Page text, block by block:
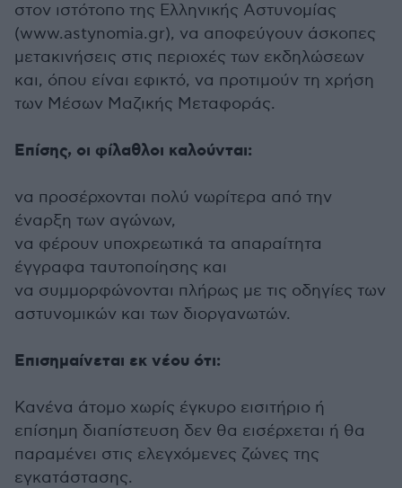
στον ιστότοπο της Ελληνικής Αστυνομίας
(www.astynomia.gr), να αποφεύγουν άσκοπες
μετακινήσεις στις περιοχές των εκδηλώσεων
και, όπου είναι εφικτό, να προτιμούν τη χρήση
των Μέσων Μαζικής Μεταφοράς.
Επίσης, οι φίλαθλοι καλούνται:
να προσέρχονται πολύ νωρίτερα από την
έναρξη των αγώνων,
να φέρουν υποχρεωτικά τα απαραίτητα
έγγραφα ταυτοποίησης και
να συμμορφώνονται πλήρως με τις οδηγίες των
αστυνομικών και των διοργανωτών.
Επισημαίνεται εκ νέου ότι:
Κανένα άτομο χωρίς έγκυρο εισιτήριο ή
επίσημη διαπίστευση δεν θα εισέρχεται ή θα
παραμένει στις ελεγχόμενες ζώνες της
εγκατάστασης.